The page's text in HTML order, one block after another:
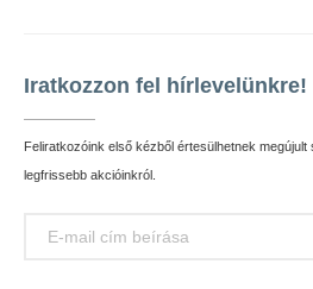
Iratkozzon fel hírlevelünkre!
Feliratkozóink első kézből értesülhetnek
legfrissebb akcióinkról.